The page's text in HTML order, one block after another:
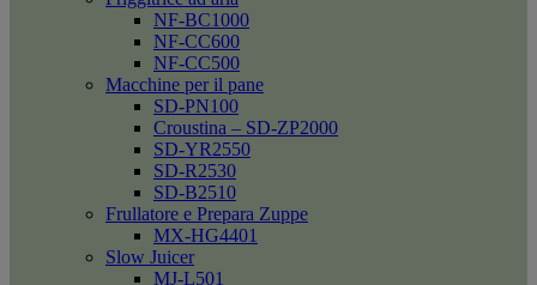
NF-BC1000
NF-CC600
NF-CC500
Macchine per il pane
SD-PN100
Croustina – SD-ZP2000
SD-YR2550
SD-R2530
SD-B2510
Frullatore e Prepara Zuppe
MX-HG4401
Slow Juicer
MJ-L501